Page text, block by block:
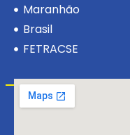
Maranhão
Brasil
FETRACSE
Visite-nos!